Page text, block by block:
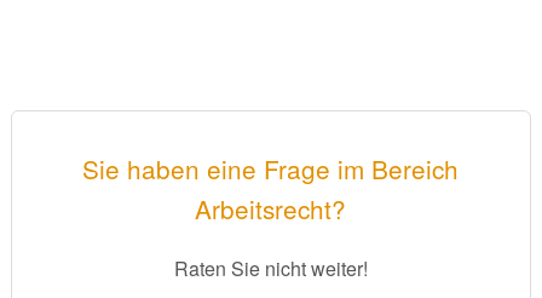
Sie haben eine Frage im Bereich
Arbeitsrecht?
Raten Sie nicht weiter!